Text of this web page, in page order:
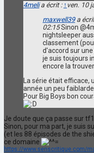
4melia écrit : ↑ ven. 10
maxwell39a
02:15Sinon
nightsleeper
classement
d'accord sur une
je suis toujours
encore la trouver...
La série était efficace,
année un peu
Pour Big Boys bon
Je doute que ça passe sur
Sinon, pour ma part, je suis
(et les 88 épisodes de the
ce domaine
=
https://www.senscritique.com/